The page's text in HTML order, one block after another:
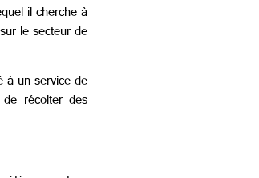
il cherche à
le secteur de
à un service de
récolter des